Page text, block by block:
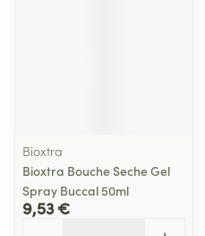
Bioxtra
Bioxtra Bouche Seche Gel
Spray Buccal 50ml
9,53 €